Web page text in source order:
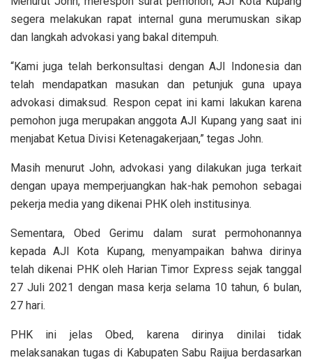
segera melakukan rapat internal guna merumuskan sikap
dan langkah advokasi yang bakal ditempuh.
“Kami juga telah berkonsultasi dengan AJI Indonesia dan
telah mendapatkan masukan dan petunjuk guna upaya
advokasi dimaksud. Respon cepat ini kami lakukan karena
pemohon juga merupakan anggota AJI Kupang yang saat ini
menjabat Ketua Divisi Ketenagakerjaan,” tegas John.
Masih menurut John, advokasi yang dilakukan juga terkait
dengan upaya memperjuangkan hak-hak pemohon sebagai
pekerja media yang dikenai PHK oleh institusinya.
Sementara, Obed Gerimu dalam surat permohonannya
kepada AJI Kota Kupang, menyampaikan bahwa dirinya
telah dikenai PHK oleh Harian Timor Express sejak tanggal
27 Juli 2021 dengan masa kerja selama 10 tahun, 6 bulan,
27 hari.
PHK ini jelas Obed, karena dirinya dinilai tidak
melaksanakan tugas di Kabupaten Sabu Raijua berdasarkan